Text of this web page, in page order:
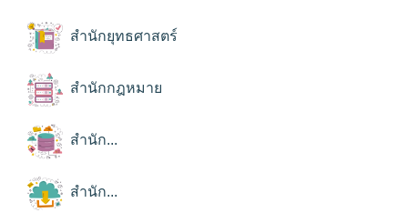
สำนักยุทธศาสตร์
สำนักกฎหมาย
สำนัก...
สำนัก...